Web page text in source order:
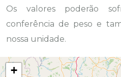
Os valores poderão
conferência de peso e
nossa unidade.
+